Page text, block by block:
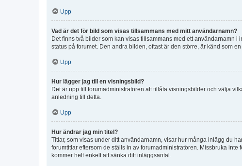
Upp
Vad är det för bild som visas tillsammans med mitt användarnamn?
Det finns två bilder som kan visas tillsammans med ett användarnamn
status på forumet. Den andra bilden, oftast är den större, är känd som
Upp
Hur lägger jag till en visningsbild?
Det är upp till forumadministratören att tillåta visningsbilder och välja
anledning till detta.
Upp
Hur ändrar jag min titel?
Titlar, som visas under ditt användarnamn, visar hur många inlägg du
forumtitlar eftersom de ställs in av forumadministratören. Missbruka
kommer helt enkelt att sänka ditt inläggsantal.